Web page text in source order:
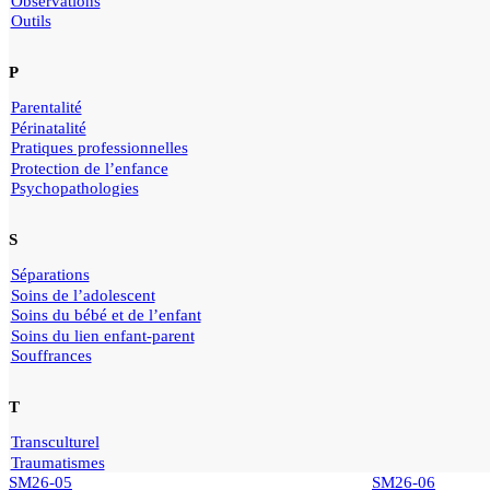
Outils
P
Parentalité
Périnatalité
Pratiques professionnelles
Protection de l’enfance
Psychopathologies
S
Séparations
Soins de l’adolescent
Soins du bébé et de l’enfant
Soins du lien enfant-parent
Souffrances
T
Transculturel
Traumatismes
SM26-05
SM26-06